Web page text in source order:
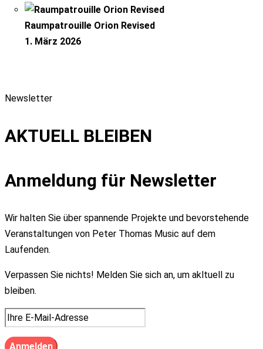
Raumpatrouille Orion Revised
1. März 2026
Newsletter
AKTUELL BLEIBEN
Anmeldung für Newsletter
Wir halten Sie über spannende Projekte und bevorstehende
Veranstaltungen von Peter Thomas Music auf dem
Laufenden.
Verpassen Sie nichts! Melden Sie sich an, um akltuell zu
bleiben.